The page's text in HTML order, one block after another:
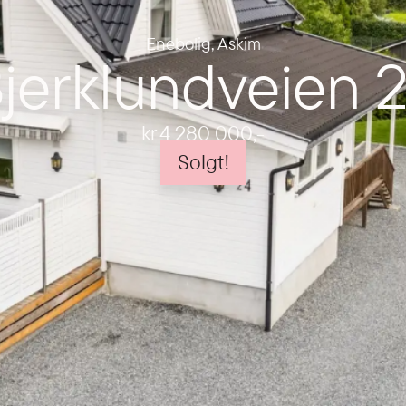
Enebolig,Askim
kr 4 280 000,-
Solgt!